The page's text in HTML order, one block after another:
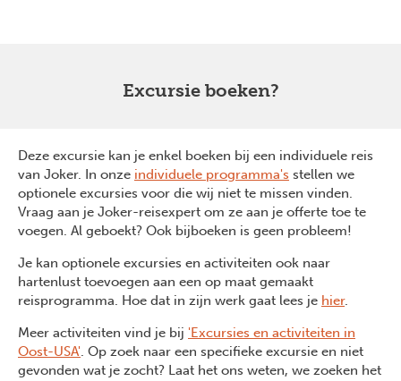
Excursie boeken?
Deze excursie kan je enkel boeken bij een individuele reis
van Joker. In onze individuele programma's stellen we
optionele excursies voor die wij niet te missen vinden.
Vraag aan je Joker-reisexpert om ze aan je offerte toe te
voegen. Al geboekt? Ook bijboeken is geen probleem!
Je kan optionele excursies en activiteiten ook naar
hartenlust toevoegen aan een op maat gemaakt
reisprogramma. Hoe dat in zijn werk gaat lees je hier.
Meer activiteiten vind je bij 'Excursies en activiteiten in
Oost-USA'. Op zoek naar een specifieke excursie en niet
gevonden wat je zocht? Laat het ons weten, we zoeken het